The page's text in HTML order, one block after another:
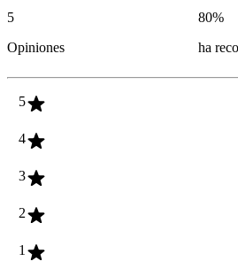
5
Opiniones
80%
ha
5
4
3
2
1